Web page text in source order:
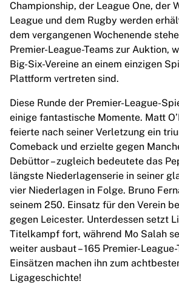
View all Teams
Top Leagues
World Championships 2026
Premier League
La Liga
Serie A
Ligue 1
MLS
Top Women's Teams
US Women's Soccer
Canada Women's Soccer
NWSL
OL Lyonnes
Paris Saint-Germain Feminines
Arsenal WFC
Browse by country
Basketball
Highlights
Charlotte Hornets
Championship, der League One, der
League und dem Rugby werden
dem vergangenen Wochenende
Premier-League-Teams zur Auktion,
Big-Six-Vereine an einem einzigen
Plattform vertreten sind.
Diese Runde der Premier-League-
einige fantastische Momente. Matt
feierte nach seiner Verletzung ein
Comeback und erzielte gegen
Debüttor – zugleich bedeutete das
längste Niederlagenserie in seiner
vier Niederlagen in Folge. Bruno
seinem 250. Einsatz für den Verein
gegen Leicester. Unterdessen setzt
Titelkampf fort, während Mo Salah
weiter ausbaut – 165 Premier-
Einsätzen machen ihn zum
Ligageschichte!